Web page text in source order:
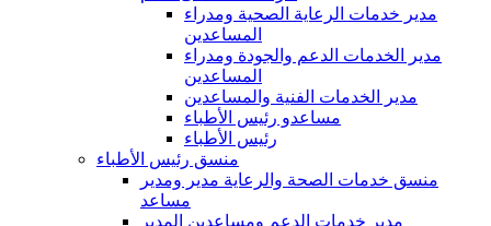
مدير خدمات الرعاية الصحية ومدراء
المساعدين
مدير الخدمات الدعم والجودة ومدراء
المساعدين
مدير الخدمات الفنية والمساعدين
مساعدو رئيس الأطباء
رئيس الأطباء
منسق رئيس الأطباء
منسق خدمات الصحة والرعاية مدير ومدير
مساعد
مدير خدمات الدعم ومساعدين المدير